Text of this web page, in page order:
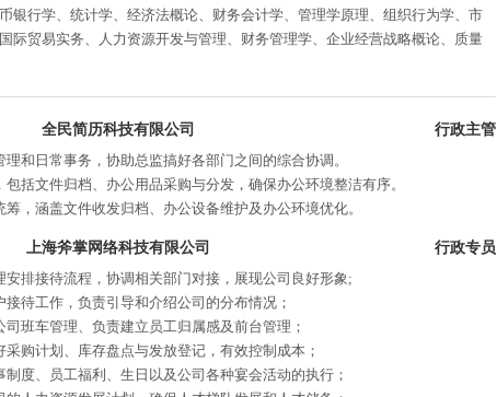
银行学、统计学、经济法概论、财务会计学、管理学原理、组织行为学、市
际贸易实务、人力资源开发与管理、财务管理学、企业经营战略概论、质量
全民简历科技有限公司
行政主管
和日常事务，协助总监搞好各部门之间的综合协调。
括文件归档、办公用品采购与分发，确保办公环境整洁有序。
，涵盖文件收发归档、办公设备维护及办公环境优化。
上海斧掌网络科技有限公司
行政专员
安排接待流程，协调相关部门对接，展现公司良好形象;
待工作，负责引导和介绍公司的分布情况；
班车管理、负责建立员工归属感及前台管理；
购计划、库存盘点与发放登记，有效控制成本；
度、员工福利、生日以及公司各种宴会活动的执行；